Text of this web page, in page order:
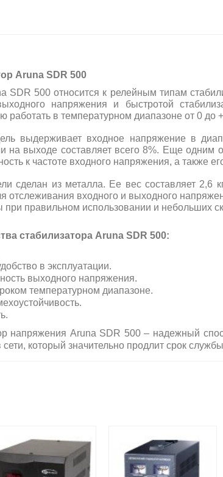
Aruna SDR 500
SDR 500 относится к релейным типам
напряжения и быстротой
работать в температурном диапазоне от 0 до
выдерживает входное напряжение в
на выходе составляет всего 8%. Еще одним
к частоте входного напряжения, а также
сделан из металла. Ее вес составляет
отслеживания входного и выходного
правильном использовании и небольших
стабилизатора Aruna SDR 500:
в эксплуатации.
выходного напряжения.
температурном диапазоне.
напряжения Aruna SDR 500 – надежный
который значительно продлит срок